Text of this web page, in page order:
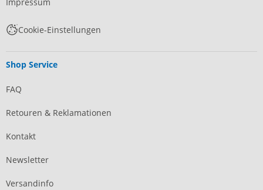
Impressum
Cookie-Einstellungen
Shop Service
FAQ
Retouren & Reklamationen
Kontakt
Newsletter
Versandinfo